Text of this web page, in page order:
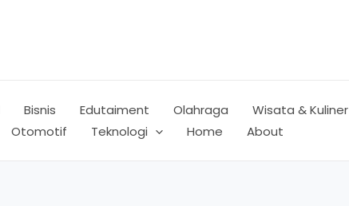
Bisnis Edutaiment Olahraga Wisata & Kuliner
Otomotif Teknologi Home About